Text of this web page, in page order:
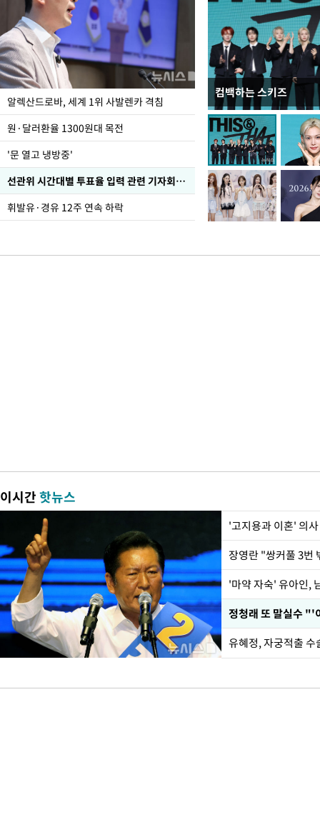
알렉산드로바, 세계 1위 사발렌카 격침
원·달러환율 1300원대 목전
'문 열고 냉방중'
선관위 시간대별 투표율 입력 관련 기자회견하는 주진우 의원
휘발유·경유 12주 연속 하락
컴백하는 스키즈
폭염 속 주말 풍경은?
이시간핫뉴스
'고지용과 이혼' 의
'마약 자숙' 유아인,
정청래 또 말실수
유혜정, 자궁적출